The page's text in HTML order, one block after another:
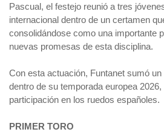
Pascual, el festejo reunió a tres
internacional dentro de un certamen
consolidándose como una importante
nuevas promesas de esta disciplina.
Con esta actuación, Funtanet sumó
dentro de su temporada europea
participación en los ruedos españoles.
PRIMER TORO